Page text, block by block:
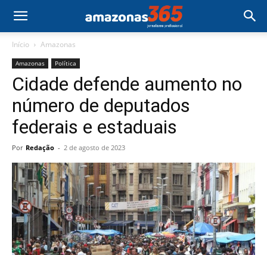
Início Amazonas
Amazonas Política
Cidade defende aumento no
número de deputados
federais e estaduais
Por Redação - 2 de agosto de 2023